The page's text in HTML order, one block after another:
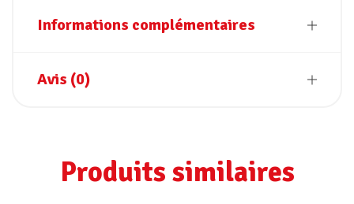
Informations complémentaires
Avis (0)
Produits similaires